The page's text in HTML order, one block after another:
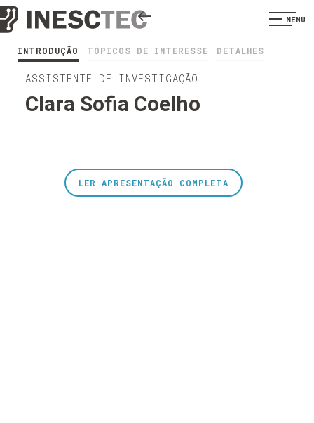
MENU
INTRODUÇÃO TÓPICOS DE INTERESSE DETALHES
ASSISTENTE DE INVESTIGAÇÃO
Clara Sofia Coelho
LER APRESENTAÇÃO COMPLETA